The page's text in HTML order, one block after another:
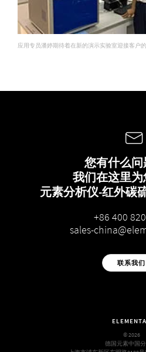
应用专员潘婷期待着在新的演示实验室迎接客户
您有什么问
我们在这里为
元素分析仪-红外碳
+86 400
sales-
联系我们
© 2026
德国元素中国分